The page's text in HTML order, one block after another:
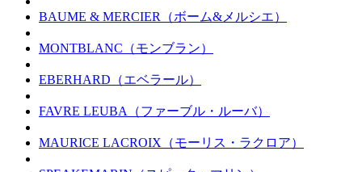
BAUME & MERCIER（ボーム&メルシエ）
MONTBLANC（モンブラン）
EBERHARD（エベラール）
FAVRE LEUBA（ファーブル・ルーバ）
MAURICE LACROIX（モーリス・ラクロア）